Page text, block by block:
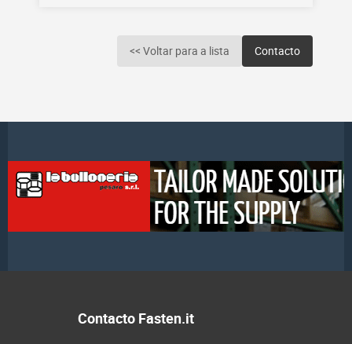
<< Voltar para a lista Contacto
Contacto Fasten.it